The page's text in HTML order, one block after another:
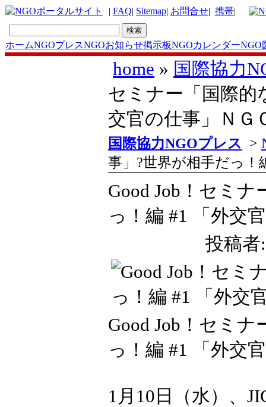
| FAQ| Sitemap| お問合せ| 携帯|
ホームNGOプレスNGOお知らせ掲示板NGOカレンダーNGO
home » 国際協力
セミナー「国際的
交官の仕事」ＮＧ
国際協力NGOプレス >
事」?世界が相手だっ！
Good Job！セミ
っ！編 #1 「外交
投稿
Good Job！セミ
っ！編 #1 「外交
1月10日（水）、